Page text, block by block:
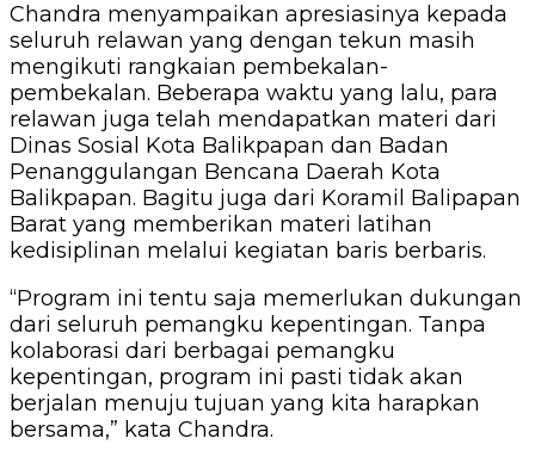
Chandra menyampaikan apresiasinya kepada
seluruh relawan yang dengan tekun masih
mengikuti rangkaian pembekalan-
pembekalan. Beberapa waktu yang lalu, para
relawan juga telah mendapatkan materi dari
Dinas Sosial Kota Balikpapan dan Badan
Penanggulangan Bencana Daerah Kota
Balikpapan. Bagitu juga dari Koramil Balipapan
Barat yang memberikan materi latihan
kedisiplinan melalui kegiatan baris berbaris.
“Program ini tentu saja memerlukan dukungan
dari seluruh pemangku kepentingan. Tanpa
kolaborasi dari berbagai pemangku
kepentingan, program ini pasti tidak akan
berjalan menuju tujuan yang kita harapkan
bersama,” kata Chandra.